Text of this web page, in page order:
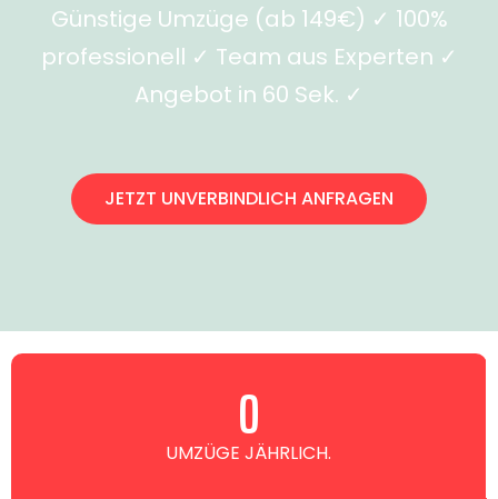
Günstige Umzüge (ab 149€) ✓ 100%
professionell ✓ Team aus Experten ✓
Angebot in 60 Sek. ✓
JETZT UNVERBINDLICH ANFRAGEN
UMZÜGE JÄHRLICH.
0